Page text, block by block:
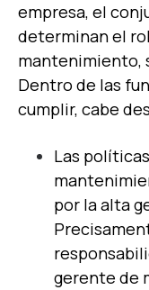
empresa, el
determinan el
mantenimiento,
Dentro de las
cumplir, cabe
Las
por la alta
gerente de